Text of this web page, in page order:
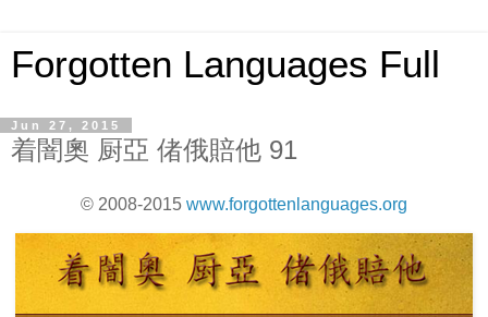
Forgotten Languages Full
Jun 27, 2015
着闇奧 厨亞 偖俄賠他 91
© 2008-2015 www.forgottenlanguages.org